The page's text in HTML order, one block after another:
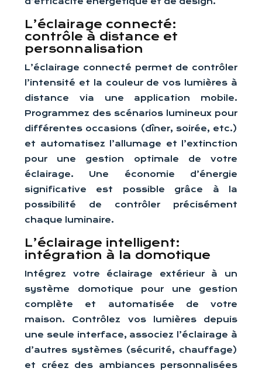
L’éclairage connecté:
contrôle à distance et
personnalisation
L’éclairage connecté permet de contrôler
l’intensité et la couleur de vos lumières à
distance via une application mobile.
Programmez des scénarios lumineux pour
différentes occasions (dîner, soirée, etc.)
et automatisez l’allumage et l’extinction
pour une gestion optimale de votre
éclairage. Une économie d’énergie
significative est possible grâce à la
possibilité de contrôler précisément
chaque luminaire.
L’éclairage intelligent:
intégration à la domotique
Intégrez votre éclairage extérieur à un
système domotique pour une gestion
complète et automatisée de votre
maison. Contrôlez vos lumières depuis
une seule interface, associez l’éclairage à
d’autres systèmes (sécurité, chauffage)
et créez des ambiances personnalisées